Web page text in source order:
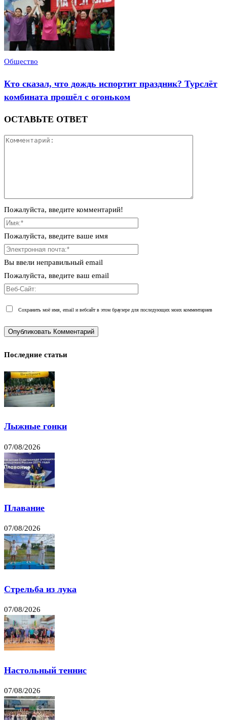
Общество
Кто сказал, что дождь испортит праздник? Турслёт
комбината прошёл с огоньком
ОСТАВЬТЕ ОТВЕТ
Пожалуйста, введите комментарий!
Пожалуйста, введите ваше имя
Вы ввели неправильный email
Пожалуйста, введите ваш email
Сохранить моё имя, email и вебсайт в этом браузере для последующих моих комментариев
Последние статьи
Лыжные гонки
07/08/2026
Плавание
07/08/2026
Стрельба из лука
07/08/2026
Настольный теннис
07/08/2026